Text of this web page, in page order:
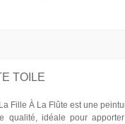
TOILE
Fille À La Flûte est une
qualité, idéale pour